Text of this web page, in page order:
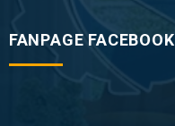
FANPAGE FACEBOOK